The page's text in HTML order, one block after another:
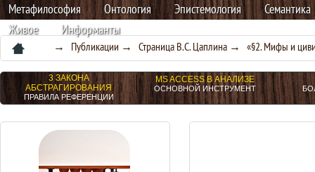
Метафилософия Онтология Эпистемология
Семантика
Живое
Информанты
→ Публикации → Страница В.С. Цаплина → «§2. Мифы и
3 ЗАКОНА
АБСТРАГИРОВАНИЯ
ПРАВИЛА РЕФЕРЕНЦИИ
MS ACCESS В АНАЛИЗЕ
ОСНОВНОЙ ИНСТРУМЕНТ